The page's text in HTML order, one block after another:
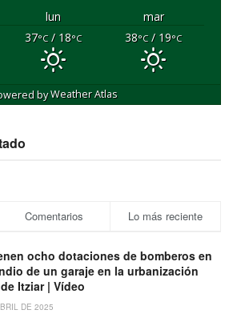
lun
mar
37°C/ 18°C 38°C/ 19°C
byWeather Atlas
Comentarios Lo más reciente
ocho dotaciones de bomberos en
de un garaje en la urbanización
Itziar | Vídeo
DE 2025